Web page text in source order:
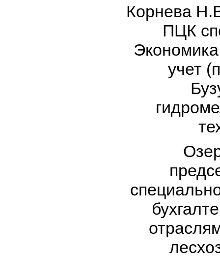
Корнева
ПЦК
Экономика
учет